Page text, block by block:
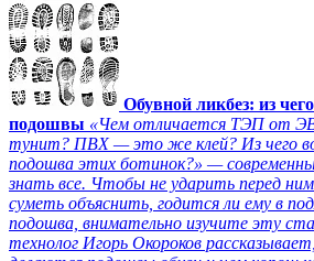
Обувной ликбез: из
подошвы «Чем отличается ТЭП от
тунит? ПВХ — это же клей? Из чего
подошва этих ботинок?» —
знать все. Чтобы не ударить перед ним
суметь объяснить, годится ли ему в
подошва, внимательно изучите эту
технолог Игорь Окороков